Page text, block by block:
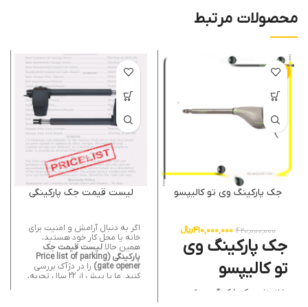
محصولات مرتبط
-2%
جک پارکینگ وی تو کالیپسو
420,000,000
410,000,000﷼
جک پارکینگ وی
تو کالیپسو
با انتخاب
جک پارکینگ وی تو
لیست قیمت جک پارکینگی
اگر به دنبال آرامش و امنیت برای
خانه یا محل کار خود هستید،
همین حالالیست قیمت جک
پارکینگی (Price list of parking
gate opener)
را در دژآک بررسی
کنید. ما با بیش از 22 سال تجربه،